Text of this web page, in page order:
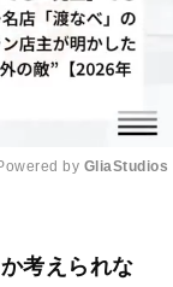
by GliaStudios
考えられな